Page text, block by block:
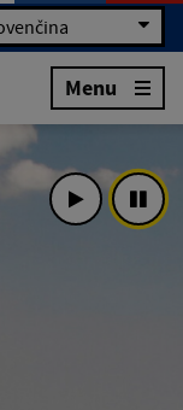
Menu